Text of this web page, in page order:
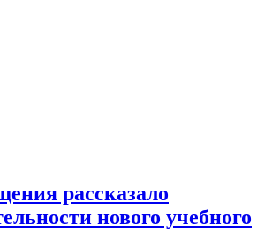
рассказало
нового учебного